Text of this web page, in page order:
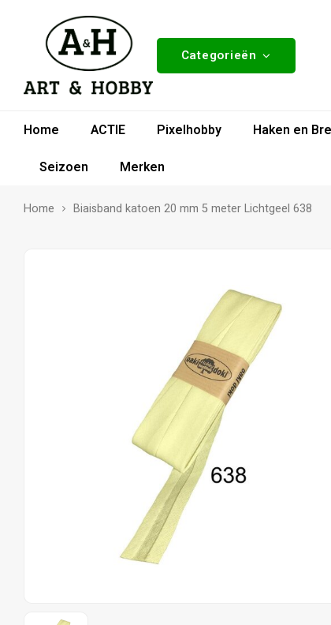
Categorieën
Home ACTIE Pixelhobby Haken en
Seizoen
Merken
Home Biaisband katoen 20 mm 5 meter Lichtgeel 638